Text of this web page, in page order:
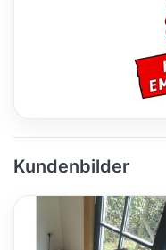
Kundenbilder